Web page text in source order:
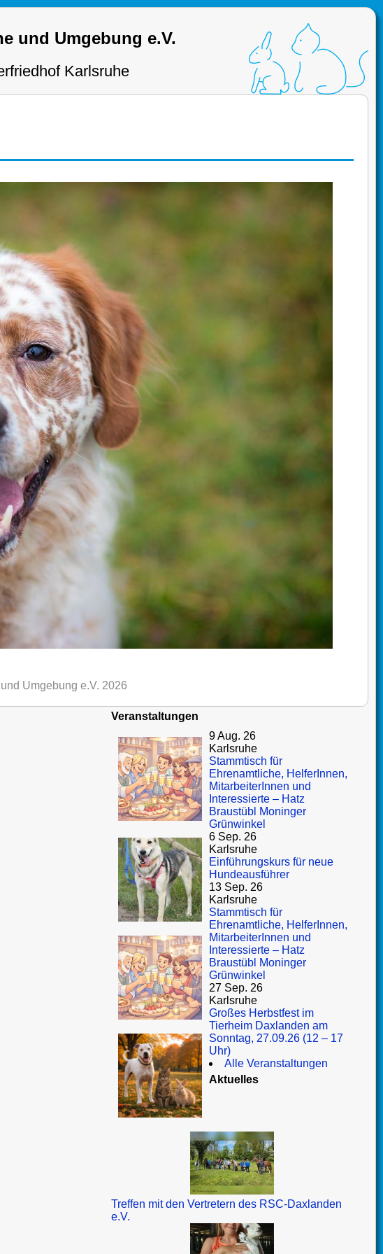
und Umgebung e.V.
Karlsruhe
Umgebung e.V. 2026
Veranstaltungen
9 Aug. 26
Karlsruhe
Stammtisch für
Ehrenamtliche, HelferInnen,
MitarbeiterInnen und
Interessierte – Hatz
Braustübl Moninger
Grünwinkel
6 Sep. 26
Karlsruhe
Einführungskurs für neue
Hundeausführer
13 Sep. 26
Karlsruhe
Stammtisch für
Ehrenamtliche, HelferInnen,
MitarbeiterInnen und
Interessierte – Hatz
Braustübl Moninger
Grünwinkel
27 Sep. 26
Karlsruhe
Großes Herbstfest im
Tierheim Daxlanden am
Sonntag, 27.09.26 (12 – 17
Uhr)
Alle Veranstaltungen
Aktuelles
Treffen mit den Vertretern des RSC-Daxlanden
e.V.